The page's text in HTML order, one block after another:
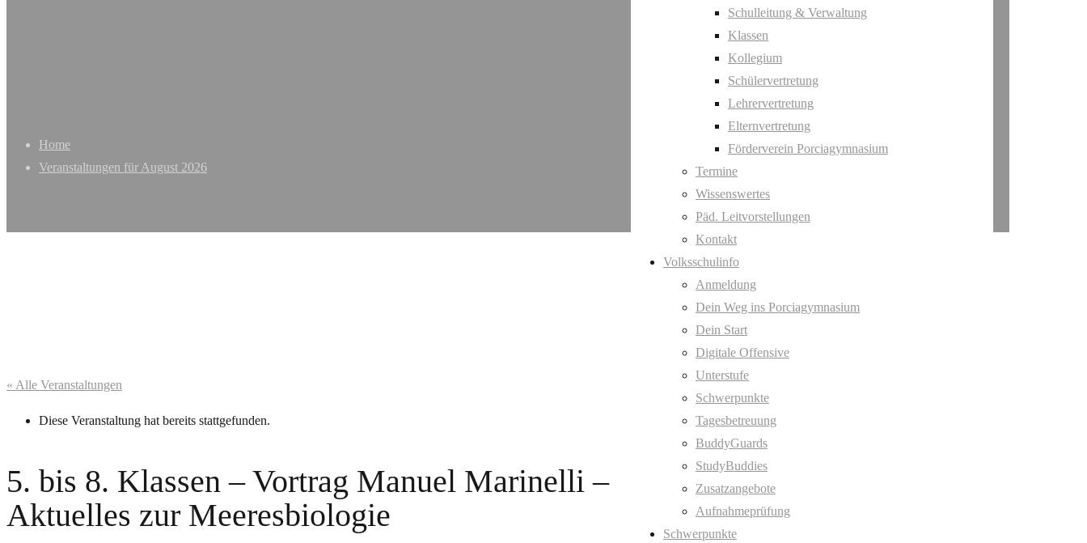
Schulleitung & Verwaltung
Klassen
Kollegium
Schülervertretung
Lehrervertretung
Elternvertretung
Förderverein Porciagymnasium
Termine
Wissenswertes
Päd. Leitvorstellungen
Kontakt
Volksschulinfo
Anmeldung
Dein Weg ins Porciagymnasium
Dein Start
Digitale Offensive
Unterstufe
Schwerpunkte
Tagesbetreuung
BuddyGuards
StudyBuddies
Zusatzangebote
Aufnahmeprüfung
Schwerpunkte
Home
Veranstaltungen für August 2026
« Alle Veranstaltungen
Diese Veranstaltung hat bereits stattgefunden.
5. bis 8. Klassen – Vortrag Manuel Marinelli –
Aktuelles zur Meeresbiologie